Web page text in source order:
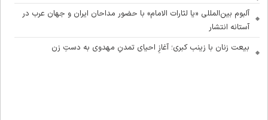
آلبوم بین‌المللی «یا لثارات الامام» با حضور مداحان ایران و جهان عرب در
آستانه انتشار
بیعت زنان با زینب کبری؛ آغازِ احیای تمدنِ مهدوی به دستِ زن